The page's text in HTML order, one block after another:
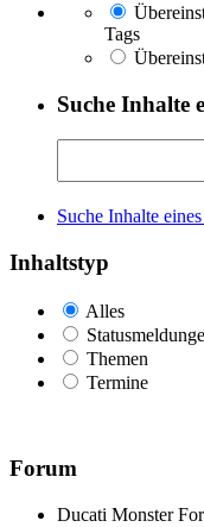
Tags
Suche Inhalte
Suche Inhalte
Inhaltstyp
Alles
Themen
Termine
Forum
Ducati Monster